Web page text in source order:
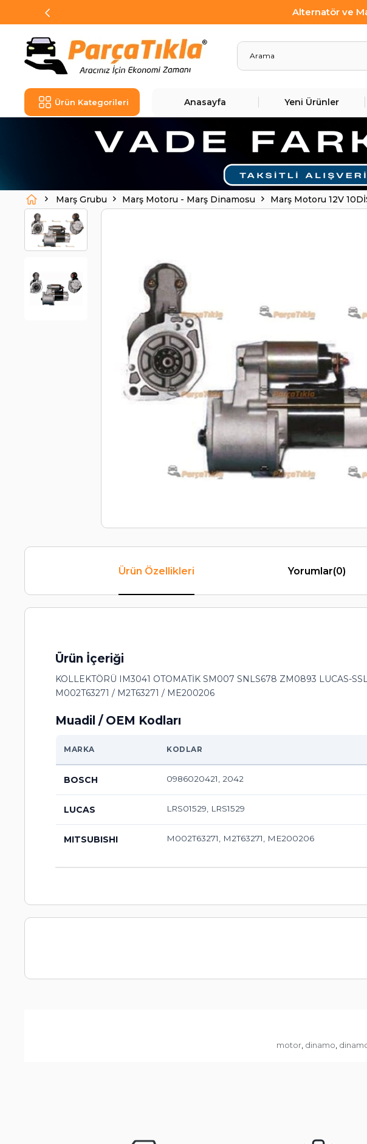
Alternatör ve
Ürün Kategorileri Anasayfa Yeni Ürünler
Marş Grubu Marş Motoru - Marş Dinamosu Marş Motoru 12V
Ürün Özellikleri Yorumlar(0)
Ürün İçeriği
KOLLEKTÖRÜ IM3041 OTOMATİK SM007 SNLS678 ZM0893 LUCAS-
M002T63271 / M2T63271 / ME200206
Muadil / OEM Kodları
MARKA KODLAR
BOSCH 0986020421, 2042
LUCAS LRS01529, LRS1529
MITSUBISHI M002T63271, M2T63271, ME200206
motor, dinamo,